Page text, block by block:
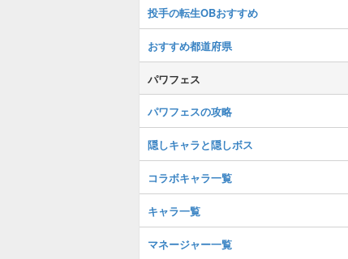
投手の転生OBおすすめ
おすすめ都道府県
パワフェス
パワフェスの攻略
隠しキャラと隠しボス
コラボキャラ一覧
キャラ一覧
マネージャー一覧